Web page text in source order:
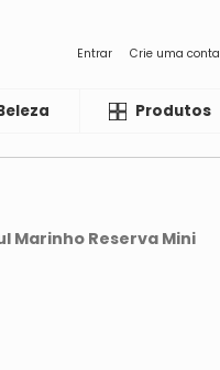
Entrar Crie uma conta
LiquidaProdutos
Marinho Reserva Mini